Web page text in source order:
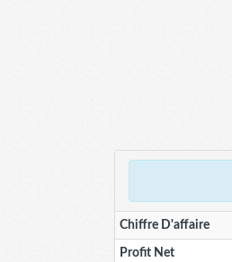
Chiffre D'affaire
Profit Net